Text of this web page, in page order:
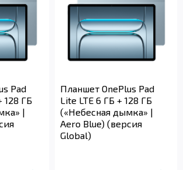
Pad
128 ГБ
|
Планшет OnePlus Pad
Lite LTE 6 ГБ + 128 ГБ
(«Небесная дымка» |
Aero Blue) (версия
Global)